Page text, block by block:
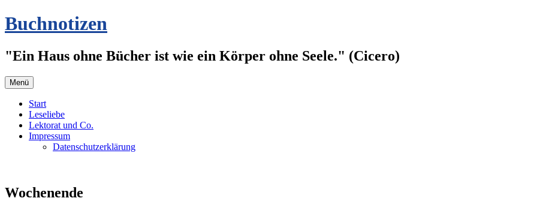
Zum
Inhalt
Buchnotizen
"Ein Haus ohne Bücher ist wie ein Körper ohne Seele." (Cicero)
Menü
Start
Leseliebe
Lektorat und Co.
Impressum
Datenschutzerklärung
Wochenende